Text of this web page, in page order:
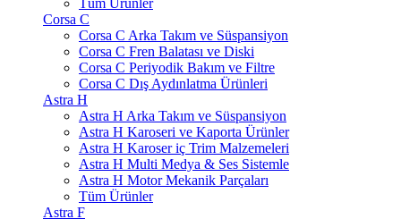
Tüm Ürünler
Corsa C
Corsa C Arka Takım ve Süspansiyon
Corsa C Fren Balatası ve Diski
Corsa C Periyodik Bakım ve Filtre
Corsa C Dış Aydınlatma Ürünleri
Astra H
Astra H Arka Takım ve Süspansiyon
Astra H Karoseri ve Kaporta Ürünler
Astra H Karoser iç Trim Malzemeleri
Astra H Multi Medya & Ses Sistemle
Astra H Motor Mekanik Parçaları
Tüm Ürünler
Astra F